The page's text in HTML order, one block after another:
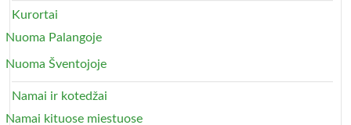
Kurortai
Nuoma Palangoje
Nuoma Šventojoje
Namai ir kotedžai
Namai kituose miestuose